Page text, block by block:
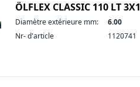
ÖLFLEX CLASSIC 110 LT 3X1
Diamètre extérieure mm:
6.00
Nr- d'article
1120741